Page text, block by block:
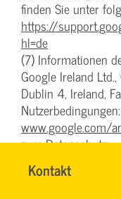
Kontakt
CHRISTINA
Name*
Schnell
&
finden Sie unter
https://
hl=de
(7) Informationen
Google Ireland
Dublin 4, Ireland,
Nutzerbedingungen:
www.google.com/
zum Datenschutz:
sowie die